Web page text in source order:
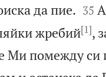
да пие.
35
жребий[1],
Ми помежду си